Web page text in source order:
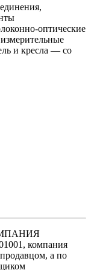
оптические
и кресла — со
компания
а по